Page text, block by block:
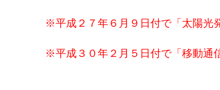
※平成２７年６月９日付で「太陽光
※平成３０年２月５日付で「移動通